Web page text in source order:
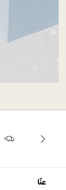
عنّا